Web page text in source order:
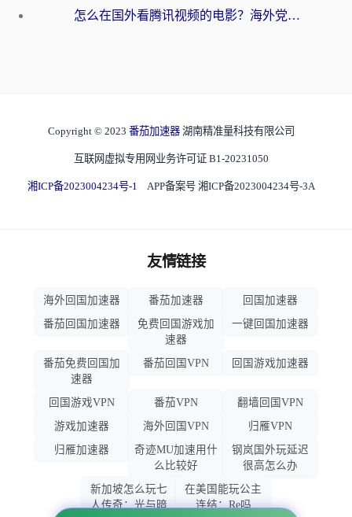
怎么在国外看腾讯视频的电影？海外党亲测有效的回国加速指南
Copyright © 2023 番茄加速器 湖南精准量科技有限公司
互联网虚拟专用网业务许可证 B1-20231050
湘ICP备2023004234号-1 APP备案号 湘ICP备2023004234号-3A
友情链接
海外回国加速器 番茄加速器
回国加速器
番茄回国加速器
免费回国游戏加
速器
一键回国加速器
番茄免费回国加
速器
番茄回国VPN 回国游戏加速器
回国游戏VPN 番茄VPN
翻墙回国VPN
游戏加速器
海外回国VPN
归雁VPN
归雁加速器
奇迹MU加速用什
么比较好
钢岚国外玩延迟
很高怎么办
新加坡怎么玩七
人传奇：光与暗
在美国能玩公主
连结：Re吗